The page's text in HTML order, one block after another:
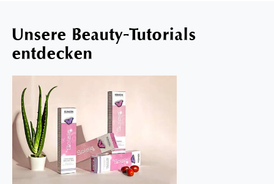
Unsere Beauty-Tutorials
entdecken